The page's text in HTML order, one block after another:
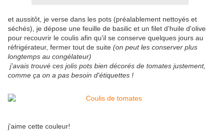
et aussitôt, je verse dans les pots (préalablement nettoyés et
séchés), je dépose une feuille de basilic et un filet d’huile d'olive
pour recouvrir le coulis afin qu'il se conserve quelques jours au
réfrigérateur, fermer tout de suite (on peut les conserver plus
longtemps au congélateur)
j'avais trouvé ces jolis pots bien décorés de tomates justement,
comme ça on a pas besoin d'étiquettes !
j'aime cette couleur!